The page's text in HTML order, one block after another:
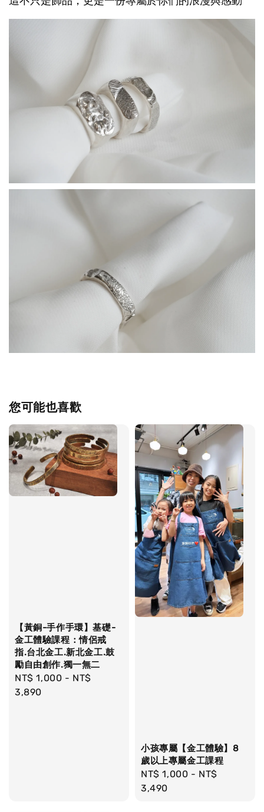
您可能也喜歡
【黃銅-手作手環】基礎-
金工體驗課程：情侶戒
指.台北金工.新北金工.鼓
勵自由創作.獨一無二
Regular
price
NT$ 1,000 - NT$
3,890
小孩專屬【金工體驗】8
歲以上專屬金工課程
Regular
price
NT$ 1,000 - NT$
3,490